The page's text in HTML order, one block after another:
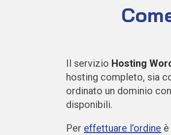
Il servizio Hosting
hosting completo, sia
ordinato un dominio
disponibili.
Per effettuare l’ordine